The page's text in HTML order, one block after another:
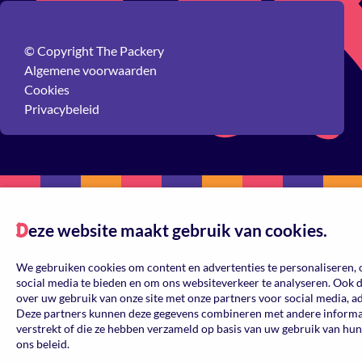
© Copyright The Packery
Algemene voorwaarden
Cookies
Privacybeleid
Deze website maakt gebruik van cookies.
We gebruiken cookies om content en advertenties te
social media te bieden en om ons websiteverkeer te analyseren. Ook
over uw gebruik van onze site met onze partners voor social media,
Deze partners kunnen deze gegevens combineren met andere
verstrekt of die ze hebben verzameld op basis van uw gebruik van
ons beleid.